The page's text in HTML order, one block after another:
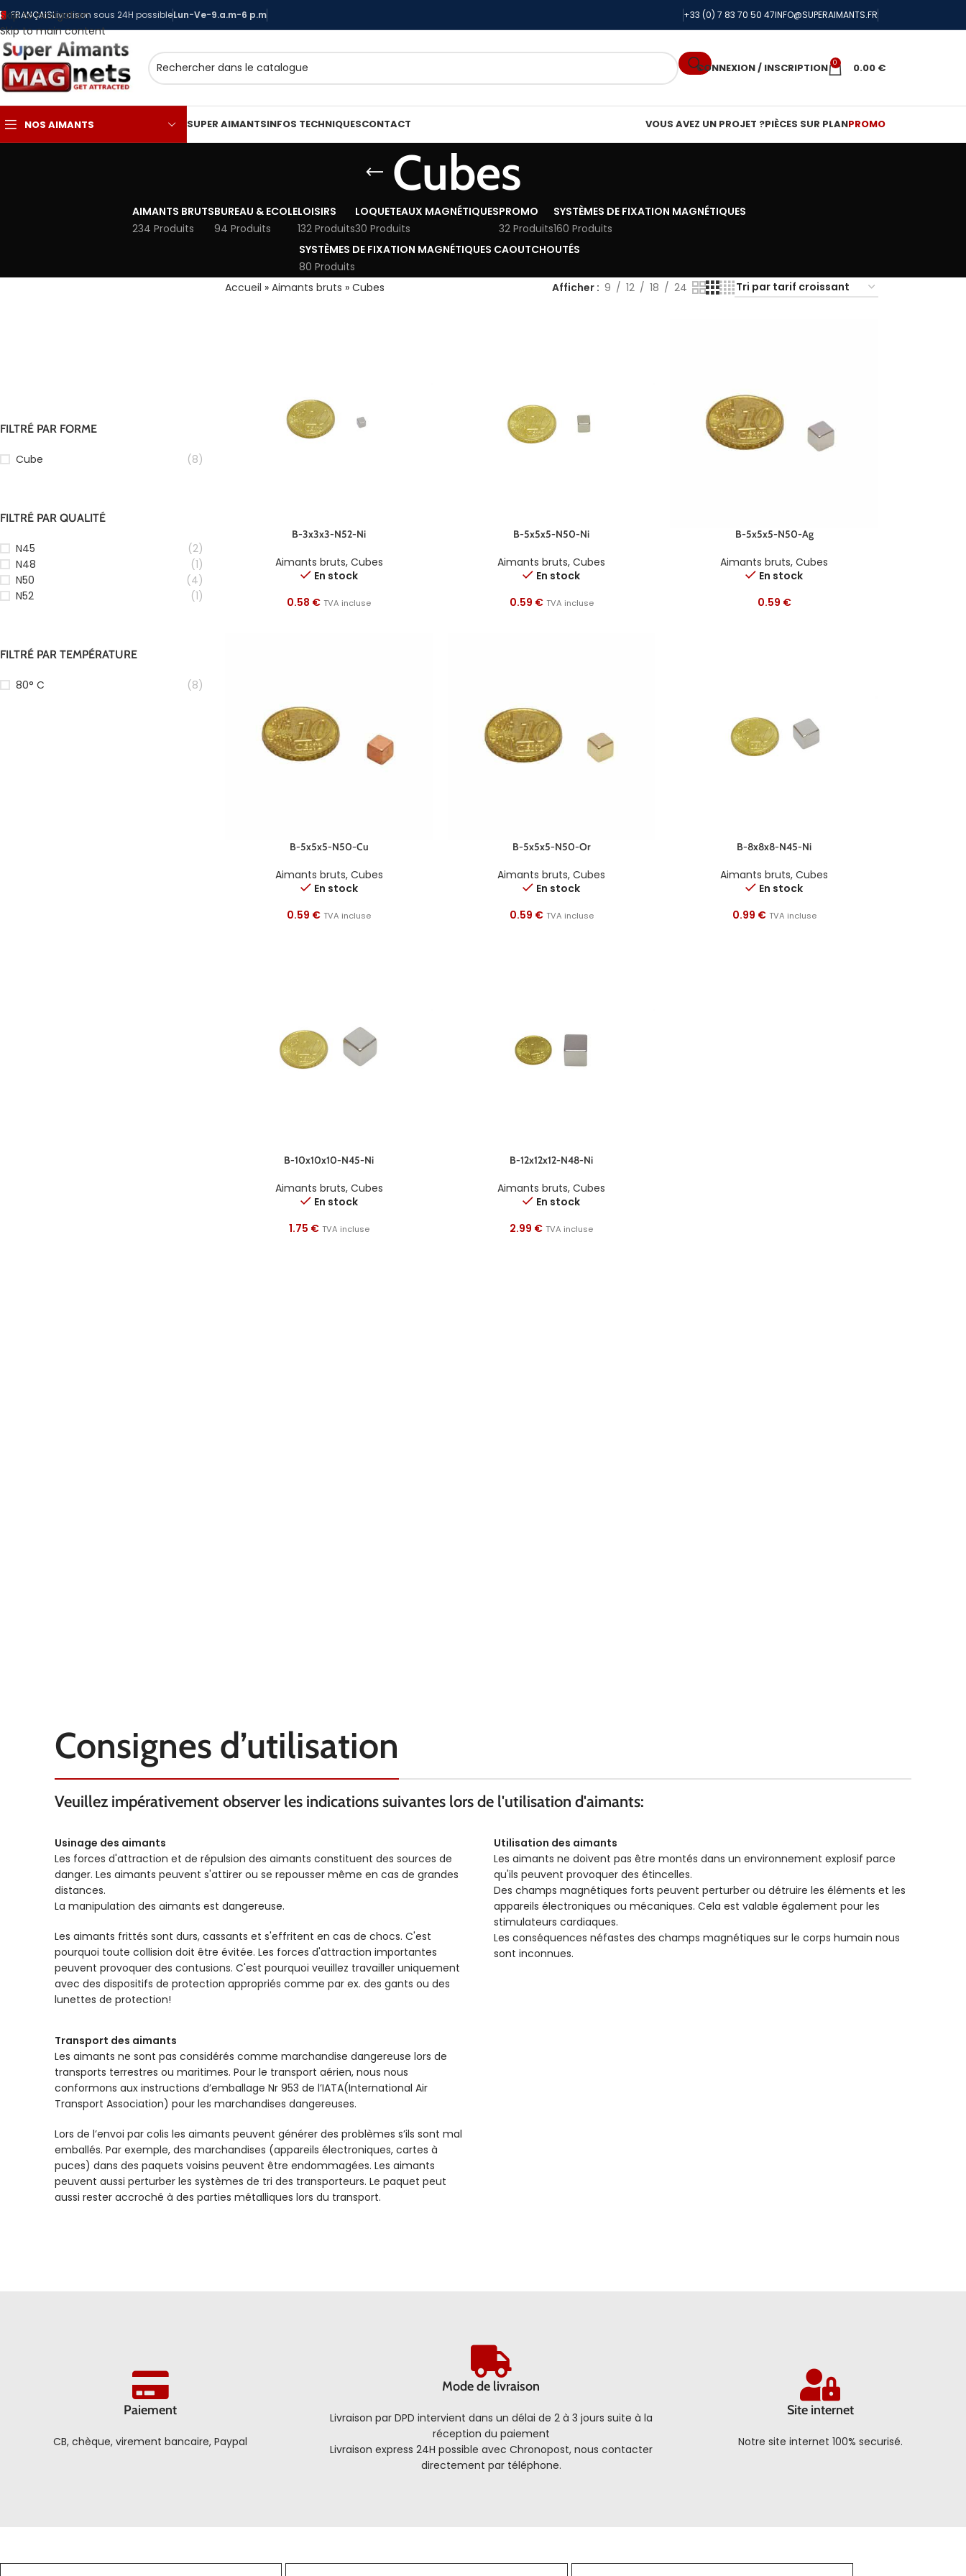
Skip to navigation
Skip to main content
FRANÇAISLivraison sous 24H possibleLun-Ve-9.a.m-6 p.m +33 (0) 7 83 70 50 47INFO@SUPERAIMANTS.FR
CONNEXION / INSCRIPTION 0 0.00 €
NOS AIMANTS SUPER AIMANTSINFOS TECHNIQUESCONTACT VOUS AVEZ UN PROJET ?PIÈCES SUR PLANPROMO
Cubes
AIMANTS BRUTS
234 Produits
BUREAU & ECOLE
94 Produits
LOISIRS
132 Produits
LOQUETEAUX MAGNÉTIQUES
30 Produits
PROMO
32 Produits
SYSTÈMES DE FIXATION MAGNÉTIQUES
160 Produits
SYSTÈMES DE FIXATION MAGNÉTIQUES CAOUTCHOUTÉS
80 Produits
FILTRÉ PAR FORME
Cube (8)
FILTRÉ PAR QUALITÉ
N45
(2)
N48
(1)
N50
(4)
N52
(1)
FILTRÉ PAR TEMPÉRATURE
80° C (8)
Accueil » Aimants bruts » Cubes Afficher 9 12 18 24
B-3x3x3-N52-Ni
Aimants bruts, Cubes
En stock
0.58 € TVA incluse
B-5x5x5-N50-Ni
Aimants bruts,Cubes
En stock
0.59 € TVA incluse
B-5x5x5-N50-Ag
Aimants bruts,Cubes
En stock
0.59 €
B-5x5x5-N50-Cu
Aimants bruts, Cubes
En stock
0.59 € TVA incluse
B-5x5x5-N50-Or
Aimants bruts,Cubes
En stock
0.59 € TVA incluse
B-8x8x8-N45-Ni
Aimants bruts,Cubes
En stock
0.99 € TVA incluse
B-10x10x10-N45-Ni
Aimants bruts, Cubes
En stock
1.75 € TVA incluse
B-12x12x12-N48-Ni
Aimants bruts,Cubes
En stock
2.99 € TVA incluse
Consignes d’utilisation
Veuillez impérativement observer les indications suivantes lors de l'utilisation d'aimants:
Usinage des aimants
Les forces d'attraction et de répulsion des aimants constituent des sources de
danger. Les aimants peuvent s'attirer ou se repousser même en cas de grandes
distances.
La manipulation des aimants est dangereuse.
Les aimants frittés sont durs, cassants et s'effritent en cas de chocs. C'est
pourquoi toute collision doit être évitée. Les forces d'attraction importantes
peuvent provoquer des contusions. C'est pourquoi veuillez travailler uniquement
avec des dispositifs de protection appropriés comme par ex. des gants ou des
lunettes de protection!
Transport des aimants
Les aimants ne sont pas considérés comme marchandise dangereuse lors de
transports terrestres ou maritimes. Pour le transport aérien, nous nous
conformons aux instructions d’emballage Nr 953 de l’IATA(International Air
Transport Association) pour les marchandises dangereuses.
Lors de l’envoi par colis les aimants peuvent générer des problèmes s’ils sont mal
emballés. Par exemple, des marchandises (appareils électroniques, cartes à
puces) dans des paquets voisins peuvent être endommagées. Les aimants
peuvent aussi perturber les systèmes de tri des transporteurs. Le paquet peut
aussi rester accroché à des parties métalliques lors du transport.
Utilisation des aimants
Les aimants ne doivent pas être montés dans un environnement explosif parce
qu'ils peuvent provoquer des étincelles.
Des champs magnétiques forts peuvent perturber ou détruire les éléments et les
appareils électroniques ou mécaniques. Cela est valable également pour les
stimulateurs cardiaques.
Les conséquences néfastes des champs magnétiques sur le corps humain nous
sont inconnues.
Paiement
CB, chèque, virement bancaire, Paypal
Mode de livraison
Livraison par DPD intervient dans un délai de 2 à 3 jours suite à la
réception du paiement
Livraison express 24H possible avec Chronopost, nous contacter
directement par téléphone.
Site internet
Notre site internet 100% securisé.